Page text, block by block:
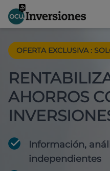
OFERTA EXCLUSIVA :
AHORROS
Información,
independientes